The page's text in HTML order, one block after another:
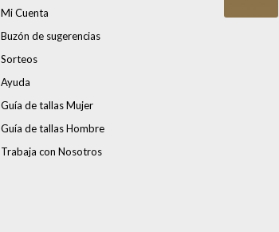
Mi Cuenta
Buzón de sugerencias
Sorteos
Ayuda
Guía de tallas Mujer
Guía de tallas Hombre
Trabaja con Nosotros